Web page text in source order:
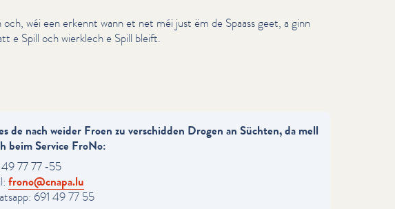
wéi een erkennt wann et net méi just ëm de Spaass geet, a ginn
e Spill och wierklech e Spill bleift.
de nach weider Froen zu verschidden Drogen an Süchten, da mell
beim Service FroNo:
77 77 ‑55
frono@​cnapa.​lu
691 49 77 55